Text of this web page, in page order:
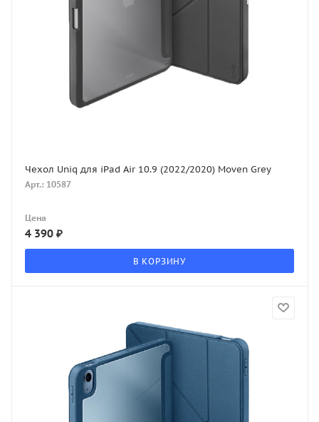
Чехол Uniq для iPad Air 10.9 (2022/2020) Moven Grey
Арт.: 10587
Цена
4 390 ₽
В КОРЗИНУ